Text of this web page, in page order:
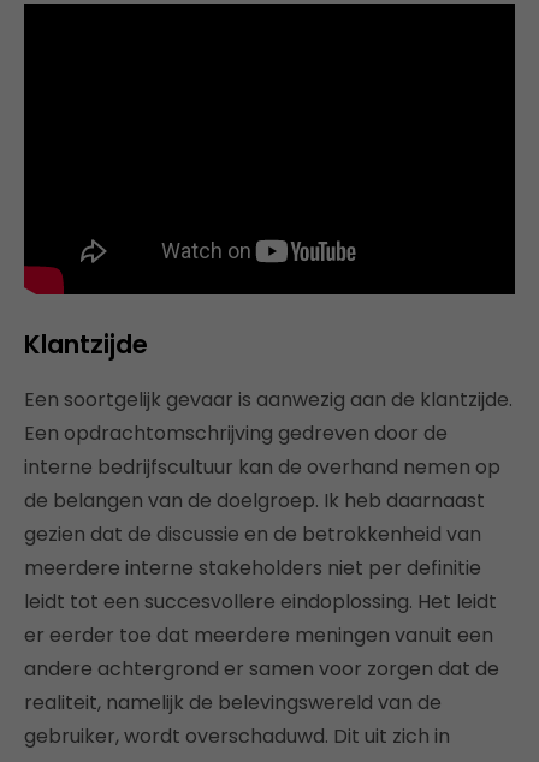
Klantzijde
Een soortgelijk gevaar is aanwezig aan de klantzijde.
Een opdrachtomschrijving gedreven door de
interne bedrijfscultuur kan de overhand nemen op
de belangen van de doelgroep. Ik heb daarnaast
gezien dat de discussie en de betrokkenheid van
meerdere interne stakeholders niet per definitie
leidt tot een succesvollere eindoplossing. Het leidt
er eerder toe dat meerdere meningen vanuit een
andere achtergrond er samen voor zorgen dat de
realiteit, namelijk de belevingswereld van de
gebruiker, wordt overschaduwd. Dit uit zich in